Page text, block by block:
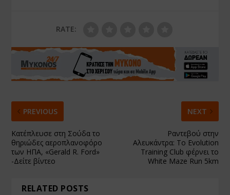
RATE:
PREVIOUS
Κατέπλευσε στη Σούδα το
θηριώδες αεροπλανοφόρο
των ΗΠΑ, «Gerald R. Ford»
-Δείτε βίντεο
NEXT
Ραντεβού στην
Αλευκάντρα: Το Evolution
Training Club φέρνει το
White Maze Run 5km
RELATED POSTS